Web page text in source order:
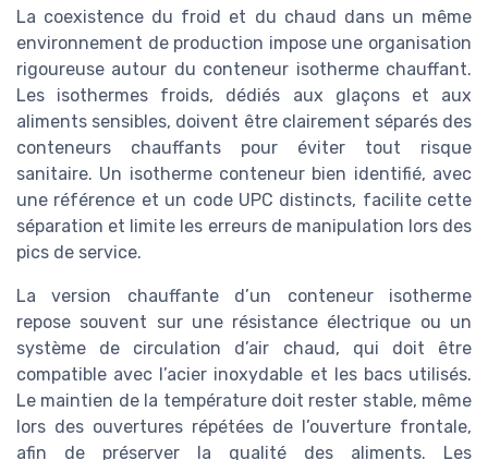
La coexistence du froid et du chaud dans un même
environnement de production impose une organisation
rigoureuse autour du conteneur isotherme chauffant.
Les isothermes froids, dédiés aux glaçons et aux
aliments sensibles, doivent être clairement séparés des
conteneurs chauffants pour éviter tout risque
sanitaire. Un isotherme conteneur bien identifié, avec
une référence et un code UPC distincts, facilite cette
séparation et limite les erreurs de manipulation lors des
pics de service.
La version chauffante d’un conteneur isotherme
repose souvent sur une résistance électrique ou un
système de circulation d’air chaud, qui doit être
compatible avec l’acier inoxydable et les bacs utilisés.
Le maintien de la température doit rester stable, même
lors des ouvertures répétées de l’ouverture frontale,
afin de préserver la qualité des aliments. Les